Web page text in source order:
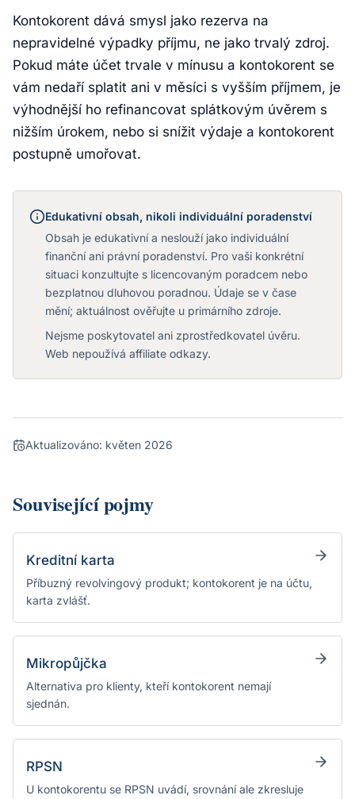
Kontokorent dává smysl jako rezerva na
nepravidelné výpadky příjmu, ne jako trvalý zdroj.
Pokud máte účet trvale v mínusu a kontokorent se
vám nedaří splatit ani v měsíci s vyšším příjmem, je
výhodnější ho refinancovat splátkovým úvěrem s
nižším úrokem, nebo si snížit výdaje a kontokorent
postupně umořovat.
Edukativní obsah, nikoli individuální poradenství
Obsah je edukativní a neslouží jako individuální
finanční ani právní poradenství. Pro vaši konkrétní
situaci konzultujte s licencovaným poradcem nebo
bezplatnou dluhovou poradnou. Údaje se v čase
mění; aktuálnost ověřujte u primárního zdroje.
Nejsme poskytovatel ani zprostředkovatel úvěru.
Web nepoužívá affiliate odkazy.
Aktualizováno: květen 2026
Související pojmy
Kreditní karta
Příbuzný revolvingový produkt; kontokorent je na účtu,
karta zvlášť.
Mikropůjčka
Alternativa pro klienty, kteří kontokorent nemají
sjednán.
RPSN
U kontokorentu se RPSN uvádí, srovnání ale zkresluje